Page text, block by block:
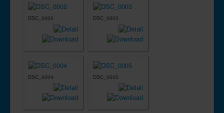
DSC_0002 DSC_0003
DSC_0004 DSC_0005